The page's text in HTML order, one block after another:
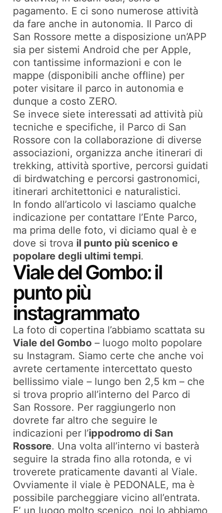
pagamento. E ci sono numerose attività
da fare anche in autonomia. Il Parco di
San Rossore mette a disposizione un’APP
sia per sistemi Android che per Apple,
con tantissime informazioni e con le
mappe (disponibili anche offline) per
poter visitare il parco in autonomia e
dunque a costo ZERO.
Se invece siete interessati ad attività più
tecniche e specifiche, il Parco di San
Rossore con la collaborazione di diverse
associazioni, organizza anche itinerari di
trekking, attività sportive, percorsi guidati
di birdwatching e percorsi gastronomici,
itinerari architettonici e naturalistici.
In fondo all’articolo vi lasciamo qualche
indicazione per contattare l’Ente Parco,
ma prima delle foto, vi diciamo qual è e
dove si trova il punto più scenico e
popolare degli ultimi tempi.
Viale del Gombo: il
punto più
instagrammato
La foto di copertina l’abbiamo scattata su
Viale del Gombo – luogo molto popolare
su Instagram. Siamo certe che anche voi
avrete certamente intercettato questo
bellissimo viale – lungo ben 2,5 km – che
si trova proprio all’interno del Parco di
San Rossore. Per raggiungerlo non
dovrete far altro che seguire le
indicazioni per l’ippodromo di San
Rossore. Una volta all’interno vi basterà
seguire la strada fino alla rotonda, e vi
troverete praticamente davanti al Viale.
Ovviamente il viale è PEDONALE, ma è
possibile parcheggiare vicino all’entrata.
E’ un luogo molto scenico, noi lo abbiamo